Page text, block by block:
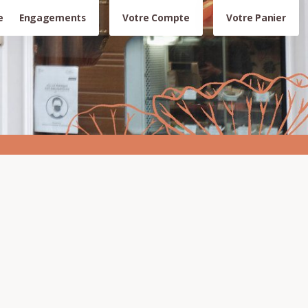
Engagements Votre Compte Votre Panier